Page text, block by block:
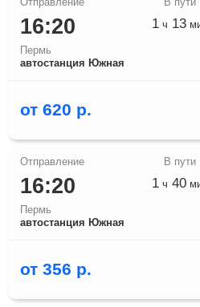
16:20
Пермь
автостанция Южная
1 ч 13
от 620 р.
16:20
Пермь
автостанция Южная
1 ч 40
от 356 р.